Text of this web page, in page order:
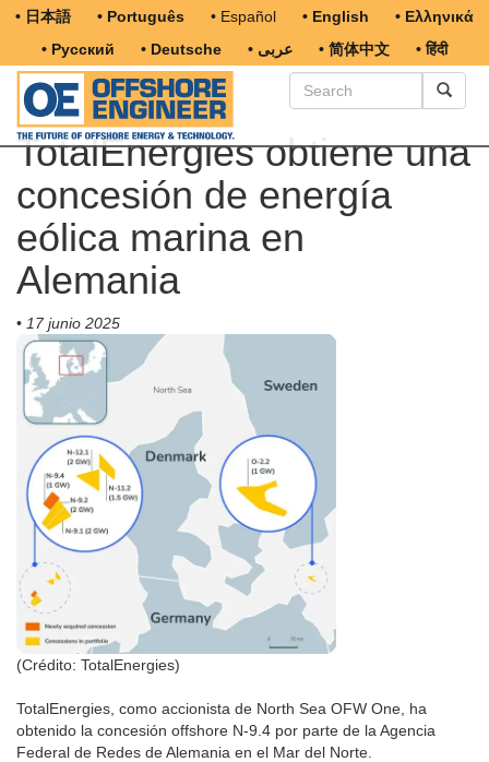
• 日本語 • Português • Español • English
• Ελληνικά
• Русский
• Deutsche • عربى • 简体中文 • हिंदी
TotalEnergies obtiene una
concesión de energía
eólica marina en
Alemania
• 17 junio 2025
(Crédito: TotalEnergies)
TotalEnergies, como accionista de North Sea OFW One, ha
obtenido la concesión offshore N-9.4 por parte de la Agencia
Federal de Redes de Alemania en el Mar del Norte.